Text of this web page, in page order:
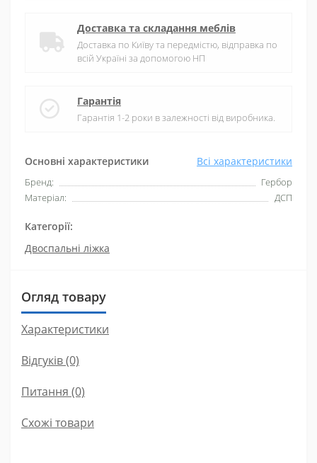
Основні характеристики Всі характеристики
Бренд:
Гербор
Матеріал:
ДСП
Категорії:
Двоспальні ліжка
Доставка та складання меблів
Доставка по Київу та передмістю, відправка по
всій Україні за допомогою НП
Гарантія
Гарантія 1-2 роки в залежності від виробника.
Огляд товару
Характеристики
Відгуків (0)
Питання (0)
Схожі товари